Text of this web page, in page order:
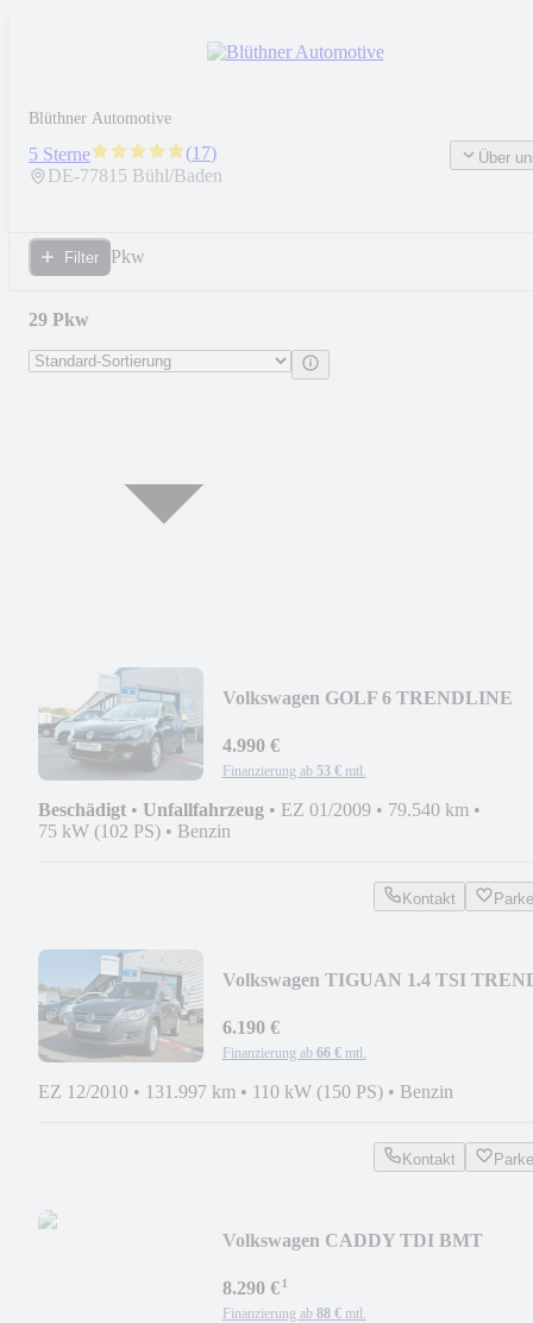
Blüthner Automotive
5 Sterne (17)
DE-77815 Bühl/Baden
Über
Filter Pkw
29 Pkw
Volkswagen GOLF 6 TRENDLINE
4.990 €
Finanzierung ab 53 € mtl.
Beschädigt • Unfallfahrzeug • EZ 01/2009 • 79.540 km •
75 kW (102 PS) • Benzin
Kontakt
Volkswagen TIGUAN 1.4 TSI
6.190 €
Finanzierung ab 66 € mtl.
EZ 12/2010 • 131.997 km • 110 kW (150 PS) • Benzin
Kontakt
Volkswagen CADDY TDI BMT
HAND
8.290 €¹
Finanzierung ab 88 € mtl.